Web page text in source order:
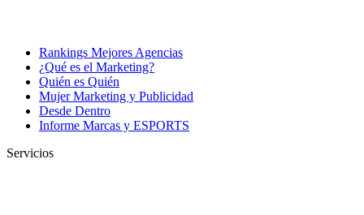
Rankings Mejores Agencias
¿Qué es el Marketing?
Quién es Quién
Mujer Marketing y Publicidad
Desde Dentro
Informe Marcas y ESPORTS
Servicios